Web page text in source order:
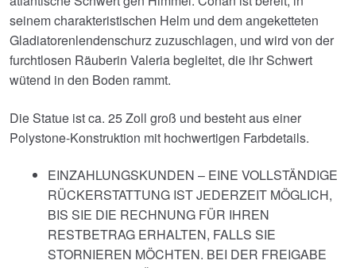
seinem charakteristischen Helm und dem angeketteten
Gladiatorenlendenschurz zuzuschlagen, und wird von der
furchtlosen Räuberin Valeria begleitet, die ihr Schwert
wütend in den Boden rammt.
Die Statue ist ca. 25 Zoll groß und besteht aus einer
Polystone-Konstruktion mit hochwertigen Farbdetails.
EINZAHLUNGSKUNDEN – EINE VOLLSTÄNDIGE
RÜCKERSTATTUNG IST JEDERZEIT MÖGLICH,
BIS SIE DIE RECHNUNG FÜR IHREN
RESTBETRAG ERHALTEN, FALLS SIE
STORNIEREN MÖCHTEN. BEI DER FREIGABE